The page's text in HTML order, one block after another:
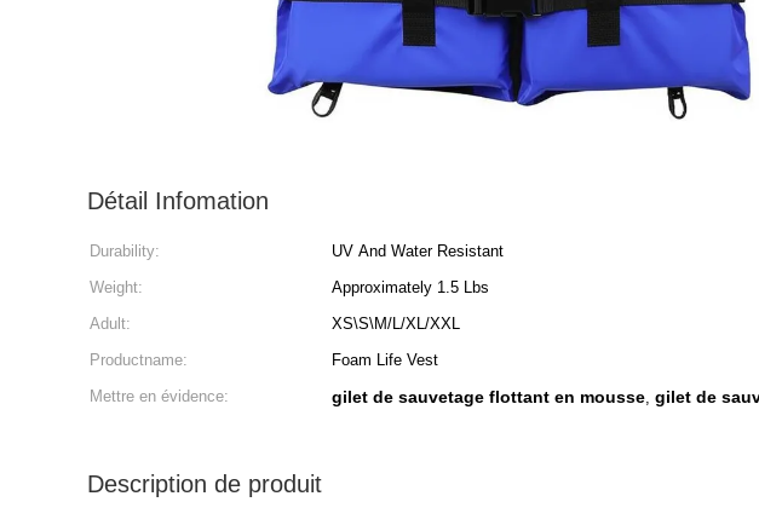
Détail Infomation
Durability: UV And Water Resistant
Weight:
Approximately 1.5 Lbs
Adult:
XS\S\M/L/XL/XXL
Productname:
Foam Life Vest
Mettre en évidence:
gilet de sauvetage flottant en mousse, gilet de
Description de produit